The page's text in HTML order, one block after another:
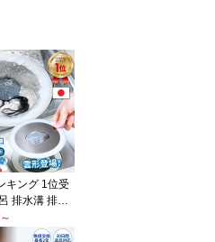
キング 1位受
排水溝 排水
【 かくれん
ルダー | Magi
～